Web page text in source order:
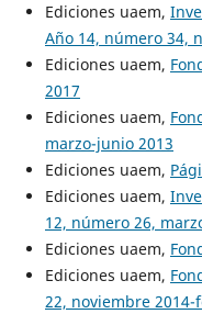
Ediciones uaem,
Año 14, número 34,
Ediciones uaem,
2017
Ediciones uaem,
marzo-junio 2013
Ediciones uaem,
Ediciones uaem,
12, número 26,
Ediciones uaem,
Ediciones uaem,
22, noviembre 2014-